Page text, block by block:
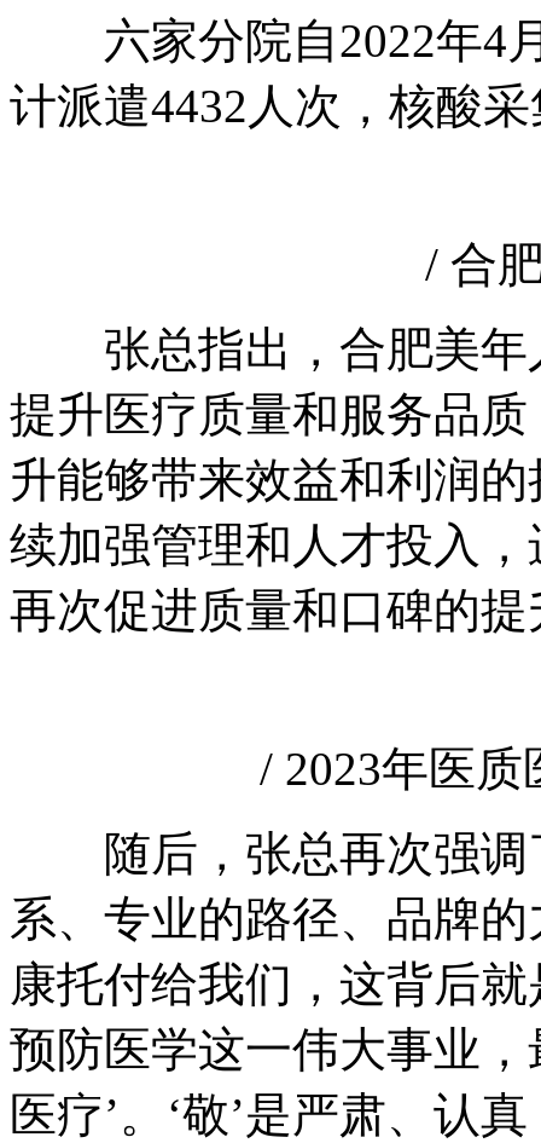
六家分院自2022年4月
计派遣4432人次，核酸
/ 合肥
张总指出，合肥美年
提升医疗质量和服务品
升能够带来效益和利润
续加强管理和人才投入
再次促进质量和口碑的
/ 2023年医质
随后，张总再次强调
系、专业的路径、品牌
康托付给我们，这背后
预防医学这一伟大事业
医疗’。‘敬’是严肃、认